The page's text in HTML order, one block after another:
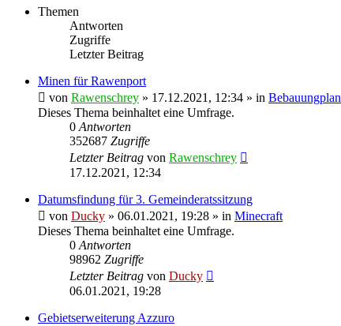
Themen
Antworten
Zugriffe
Letzter Beitrag
Minen für Rawenport
von Rawenschrey » 17.12.2021, 12:34 » in Bebauungplan
Dieses Thema beinhaltet eine Umfrage.
0 Antworten
352687 Zugriffe
Letzter Beitrag von Rawenschrey
17.12.2021, 12:34
Datumsfindung für 3. Gemeinderatssitzung
von Ducky » 06.01.2021, 19:28 » in Minecraft
Dieses Thema beinhaltet eine Umfrage.
0 Antworten
98962 Zugriffe
Letzter Beitrag von Ducky
06.01.2021, 19:28
Gebietserweiterung Azzuro